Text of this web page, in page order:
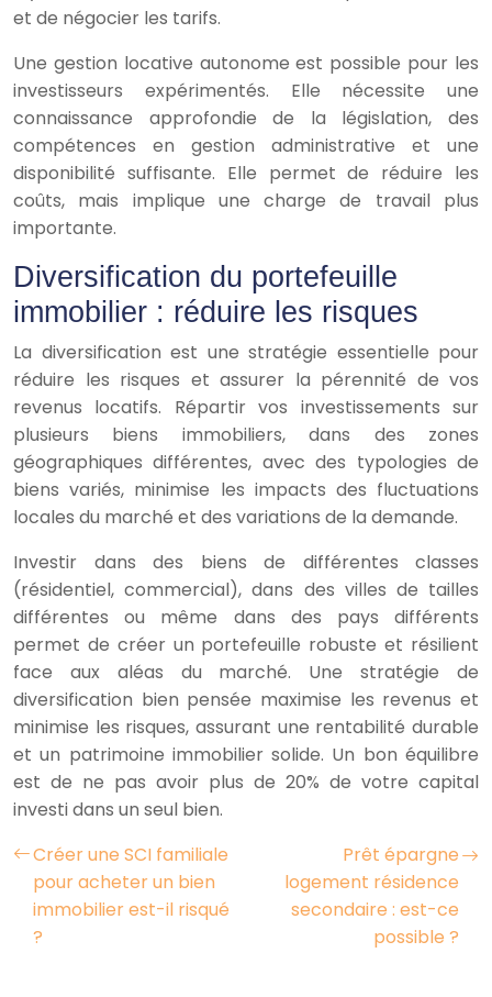
et de négocier les tarifs.
Une gestion locative autonome est possible pour les
investisseurs expérimentés. Elle nécessite une
connaissance approfondie de la législation, des
compétences en gestion administrative et une
disponibilité suffisante. Elle permet de réduire les
coûts, mais implique une charge de travail plus
importante.
Diversification du portefeuille
immobilier : réduire les risques
La diversification est une stratégie essentielle pour
réduire les risques et assurer la pérennité de vos
revenus locatifs. Répartir vos investissements sur
plusieurs biens immobiliers, dans des zones
géographiques différentes, avec des typologies de
biens variés, minimise les impacts des fluctuations
locales du marché et des variations de la demande.
Investir dans des biens de différentes classes
(résidentiel, commercial), dans des villes de tailles
différentes ou même dans des pays différents
permet de créer un portefeuille robuste et résilient
face aux aléas du marché. Une stratégie de
diversification bien pensée maximise les revenus et
minimise les risques, assurant une rentabilité durable
et un patrimoine immobilier solide. Un bon équilibre
est de ne pas avoir plus de 20% de votre capital
investi dans un seul bien.
Créer une SCI familiale
pour acheter un bien
immobilier est-il risqué
?
Prêt épargne
logement résidence
secondaire : est-ce
possible ?